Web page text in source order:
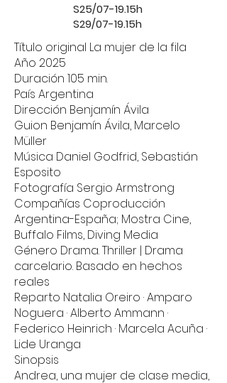
S25/07-19.15h
S29/07-19.15h
Título original La mujer de la fila
Año 2025
Duración 105 min.
País Argentina
Dirección Benjamín Ávila
Guion Benjamín Ávila, Marcelo
Müller
Música Daniel Godfrid, Sebastián
Esposito
Fotografía Sergio Armstrong
Compañías Coproducción
Argentina-España; Mostra Cine,
Buffalo Films, Diving Media
Género Drama. Thriller | Drama
carcelario. Basado en hechos
reales
Reparto Natalia Oreiro · Amparo
Noguera · Alberto Ammann ·
Federico Heinrich · Marcela Acuña ·
Lide Uranga
Sinopsis
Andrea, una mujer de clase media,